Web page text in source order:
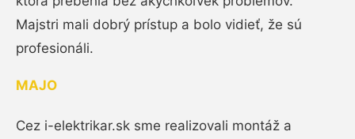
Majstri mali dobrý prístup a bolo vidieť, že sú
profesionáli.
MAJO
Cez i-elektrikar.sk sme realizovali montáž a